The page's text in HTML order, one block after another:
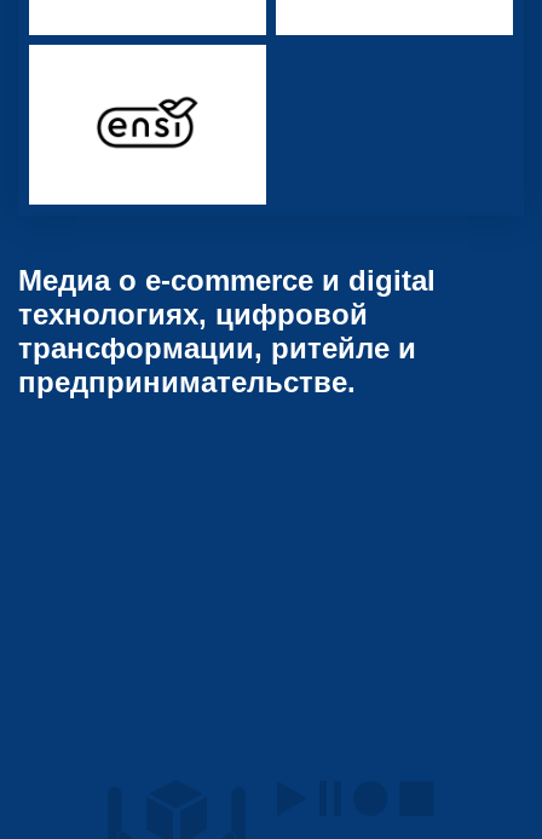
Медиа о e-commerce и digital
технологиях, цифровой
трансформации, ритейле и
предпринимательстве.